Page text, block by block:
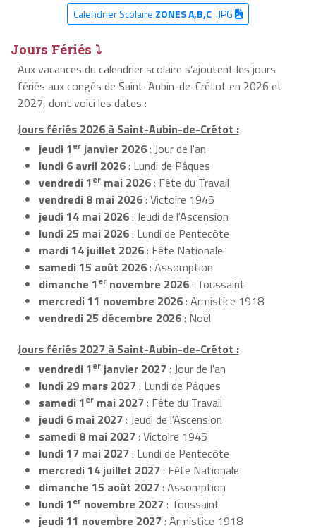
Calendrier Scolaire ZONES A,B,C.JPG
Jours Fériés ⤵
Aux vacances du calendrier scolaire s’ajoutent les jours
fériés aux congés de Saint-Aubin-de-Crétot en 2026 et
2027, dont voici les dates :
Jours fériés 2026 à Saint-Aubin-de-Crétot :
jeudi 1er janvier 2026: Jour de l'an
lundi 6 avril 2026: Lundi de Pâques
vendredi 1er mai 2026: Fête du Travail
vendredi 8 mai 2026: Victoire 1945
jeudi 14 mai 2026: Jeudi de l'Ascension
lundi 25 mai 2026: Lundi de Pentecôte
mardi 14 juillet 2026: Fête Nationale
samedi 15 août 2026: Assomption
dimanche 1er novembre 2026: Toussaint
mercredi 11 novembre 2026: Armistice 1918
vendredi 25 décembre 2026: Noël
Jours fériés 2027 à Saint-Aubin-de-Crétot :
vendredi 1er janvier 2027: Jour de l'an
lundi 29 mars 2027: Lundi de Pâques
samedi 1er mai 2027: Fête du Travail
jeudi 6 mai 2027: Jeudi de l'Ascension
samedi 8 mai 2027: Victoire 1945
lundi 17 mai 2027: Lundi de Pentecôte
mercredi 14 juillet 2027: Fête Nationale
dimanche 15 août 2027: Assomption
lundi 1er novembre 2027: Toussaint
jeudi 11 novembre 2027: Armistice 1918